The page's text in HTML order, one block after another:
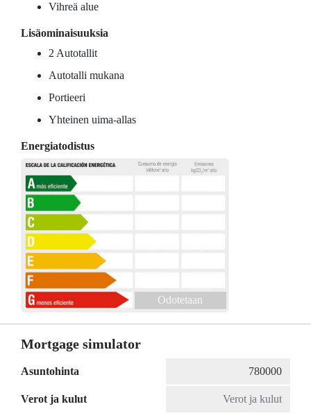
Vihreä alue
Lisäominaisuuksia
2 Autotallit
Autotalli mukana
Portieeri
Yhteinen uima-allas
Energiatodistus
Odotetaan
Mortgage simulator
Asuntohinta
Verot ja kulut